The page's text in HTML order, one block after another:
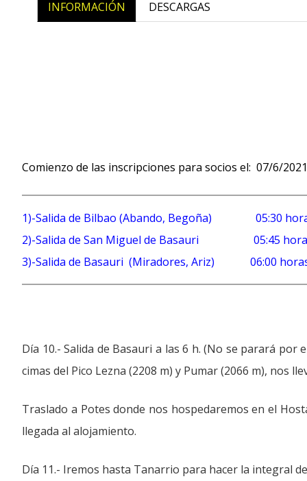
INFORMACIÓN DESCARGAS
Comienzo de las inscripciones para socios el: 07/6/
1)-Salida de Bilbao (Abando, Begoña) 05:30
2)-Salida de San Miguel de Basauri 05:45
3)-Salida de Basauri (Miradores, Ariz) 06:00
Día 10.- Salida de Basauri a las 6 h. (No se parará
cimas del Pico Lezna (2208 m) y Pumar (2066 m), nos
Traslado a Potes donde nos hospedaremos en el
llegada al alojamiento.
Día 11.- Iremos hasta Tanarrio para hacer la integral